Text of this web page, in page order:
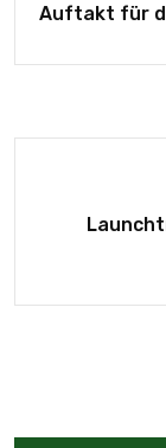
Auftakt für